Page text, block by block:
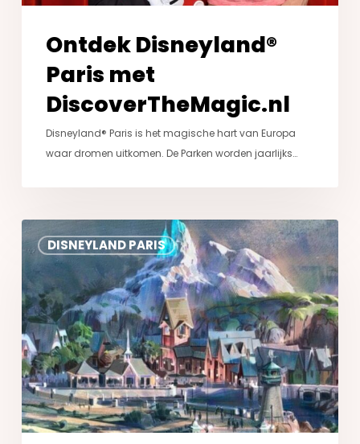
Ontdek Disneyland®
Paris met
DiscoverTheMagic.nl
Disneyland® Paris is het magische hart van Europa
waar dromen uitkomen. De Parken worden jaarlijks…
DISNEYLAND PARIS
World
of
Frozen
in
Disneyland®
Paris:
Alles
wat
je
moet
weten